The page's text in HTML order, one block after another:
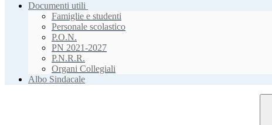
Documenti utili
Famiglie e studenti
Personale scolastico
P.O.N.
PN 2021-2027
P.N.R.R.
Organi Collegiali
Albo Sindacale